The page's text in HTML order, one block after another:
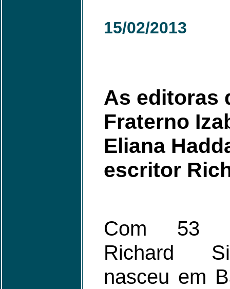
15/02/2013
As editoras
Fraterno
Eliana
escritor
Com 53
Richard
nasceu em